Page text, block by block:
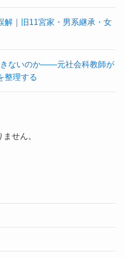
解｜旧11宮家・男系継承・女
ないのか——元社会科教師が
整理する
せん。